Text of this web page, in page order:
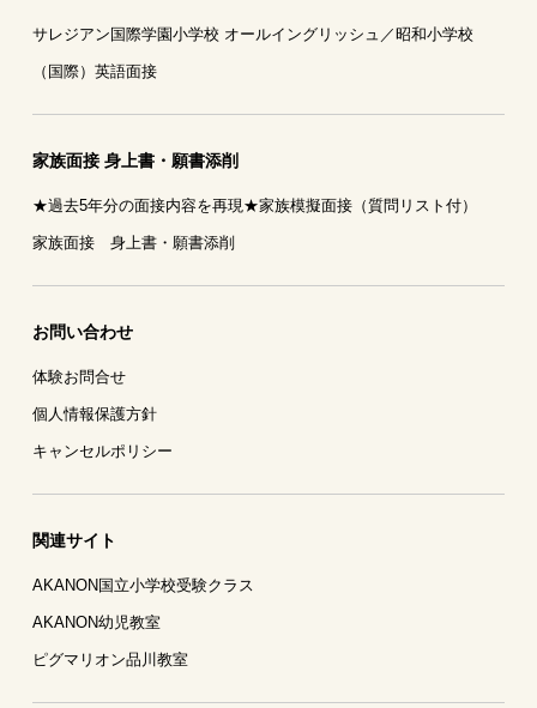
サレジアン国際学園小学校 オールイングリッシュ／昭和小学校
（国際）英語面接
家族面接 身上書・願書添削
★過去5年分の面接内容を再現★家族模擬面接（質問リスト付）
家族面接 身上書・願書添削
お問い合わせ
体験お問合せ
個人情報保護方針
キャンセルポリシー
関連サイト
AKANON国立小学校受験クラス
AKANON幼児教室
ピグマリオン品川教室